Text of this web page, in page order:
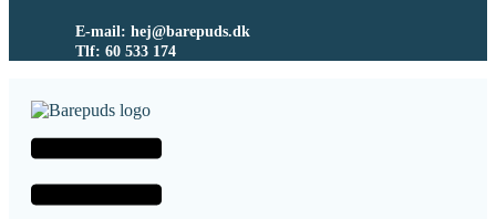
E-mail: hej@barepuds.dk
Tlf: 60 533 174